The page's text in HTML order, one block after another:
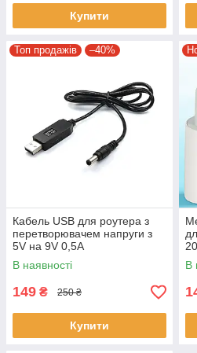
Купити
Топ продажів –40%
Кабель USB для роутера з
перетворювачем напруги з
5V на 9V 0,5А
В наявності
149 ₴ 250 ₴
Купити
В